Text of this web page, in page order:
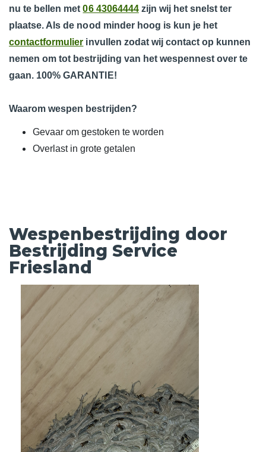
nu te bellen met06 43064444zijn wij het snelst ter
plaatse. Als de nood minder hoog is kun je het
contactformulier invullen zodat wij contact op kunnen
nemen om tot bestrijding van het wespennest over te
gaan. 100% GARANTIE!
Waarom wespen bestrijden?
Gevaar om gestoken te worden
Overlast in grote getalen
Wespenbestrijding door
Bestrijding Service
Friesland